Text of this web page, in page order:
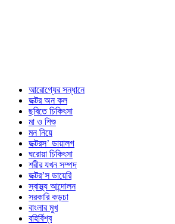
আরোগ্যের সন্ধানে
ডক্টর অন কল
ছবিতে চিকিৎসা
মা ও শিশু
মন নিয়ে
ডক্টরস’ ডায়ালগ
ঘরোয়া চিকিৎসা
শরীর যখন সম্পদ
ডক্টর’স ডায়েরি
স্বাস্থ্য আন্দোলন
সরকারি কড়চা
বাংলার মুখ
বহির্বিশ্ব